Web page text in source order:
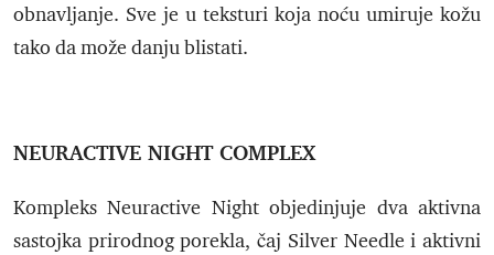
obnavljanje. Sve je u teksturi koja noću umiruje kožu
tako da može danju blistati.
NEURACTIVE NIGHT COMPLEX
Kompleks Neuractive Night objedinjuje dva aktivna
sastojka prirodnog porekla, čaj Silver Needle i aktivni